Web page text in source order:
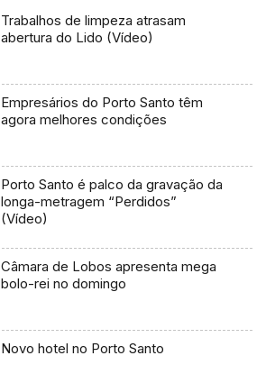
Trabalhos de limpeza atrasam
abertura do Lido (Vídeo)
Empresários do Porto Santo têm
agora melhores condições
Porto Santo é palco da gravação da
longa-metragem “Perdidos”
(Vídeo)
Câmara de Lobos apresenta mega
bolo-rei no domingo
Novo hotel no Porto Santo